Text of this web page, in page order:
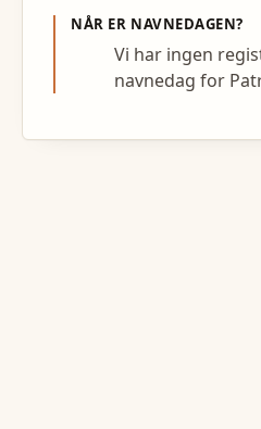
NÅR ER NAVNEDAGEN?
Vi har ingen
navnedag for